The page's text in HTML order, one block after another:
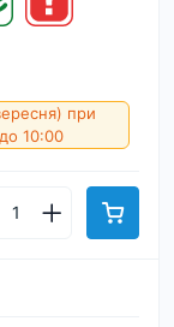
при
10:00